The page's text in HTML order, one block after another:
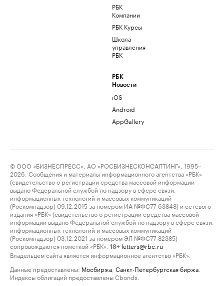
РБК
Компании
РБК Курсы
Школа
управления
РБК
РБК
Новости
iOS
Android
AppGallery
© ООО «БИЗНЕСПРЕСС», АО «РОСБИЗНЕСКОНСАЛТИНГ», 1995–
2026. Сообщения и материалы информационного агентства «РБК»
(свидетельство о регистрации средства массовой информации
выдано Федеральной службой по надзору в сфере связи,
информационных технологий и массовых коммуникаций
(Роскомнадзор) 09.12.2015 за номером ИА №ФС77-63848) и сетевого
издания «РБК» (свидетельство о регистрации средства массовой
информации выдано Федеральной службой по надзору в сфере связи,
информационных технологий и массовых коммуникаций
(Роскомнадзор) 03.12.2021 за номером ЭЛ №ФС77-82385)
сопровождаются пометкой «РБК».
18+ letters@rbc.ru
Владельцем сайта является информационное агентство «РБК».
Данные предоставлены: Мосбиржа Санкт-Петербургская биржа
Индексы облигаций предоставлены Cbonds.